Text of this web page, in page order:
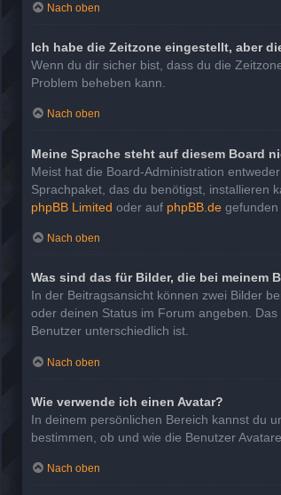
Nach oben
Ich habe die Zeitzone eingestellt, aber
Wenn du dir sicher bist, dass du die
Problem beheben kann.
Nach oben
Meine Sprache steht auf diesem Board
Meist hat die Board-Administration
Sprachpaket, das du benötigst, installieren
phpBB Limited oder auf phpBB.de gefunden
Nach oben
Was sind das für Bilder, die bei meinem
In der Beitragsansicht können zwei Bilder
oder deinen Status im Forum angeben.
Benutzer unterschiedlich ist.
Nach oben
Wie verwende ich einen Avatar?
In deinem persönlichen Bereich kannst du
bestimmen, ob und wie die Benutzer
Nach oben